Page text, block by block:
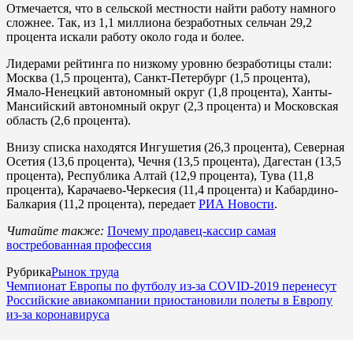
Отмечается, что в сельской местности найти работу намного
сложнее. Так, из 1,1 миллиона безработных сельчан 29,2
процента искали работу около года и более.
Лидерами рейтинга по низкому уровню безработицы стали:
Москва (1,5 процента), Санкт-Петербург (1,5 процента),
Ямало-Ненецкий автономный округ (1,8 процента), Ханты-
Мансийский автономный округ (2,3 процента) и Московская
область (2,6 процента).
Внизу списка находятся Ингушетия (26,3 процента), Северная
Осетия (13,6 процента), Чечня (13,5 процента), Дагестан (13,5
процента), Республика Алтай (12,9 процента), Тува (11,8
процента), Карачаево-Черкесия (11,4 процента) и Кабардино-
Балкария (11,2 процента), передает РИА Новости.
Читайте также: Почему продавец-кассир самая
востребованная профессия
РубрикаРынок труда
Чемпионат Европы по футболу из-за COVID-2019 перенесут
Российские авиакомпании приостановили полеты в Европу
из-за коронавируса